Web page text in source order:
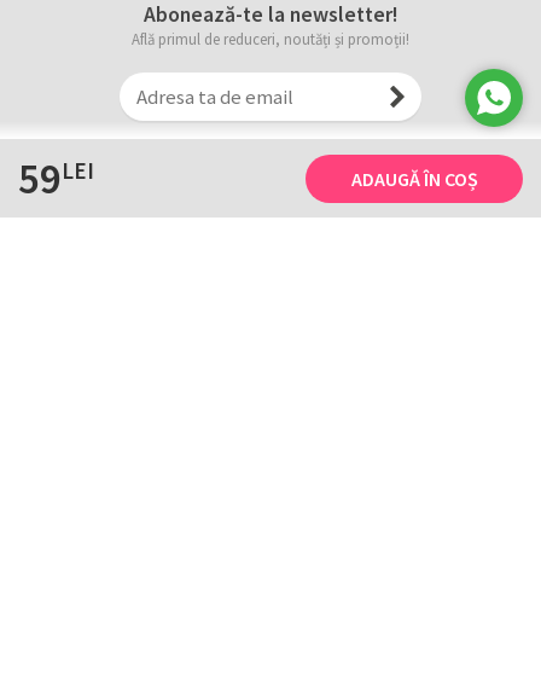
59LEI ADAUGĂ ÎN COȘ
Abonează-te la newsletter!
Află primul de reduceri, noutăți și promoții!
Tricourile noastre